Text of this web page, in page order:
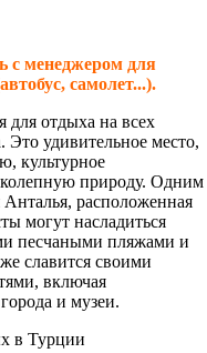
с менеджером для
самолет...).
для отдыха на всех
Это удивительное место,
культурное
природу. Одним
расположенная
могут насладиться
песчаными пляжами и
славится своими
включая
и музеи.